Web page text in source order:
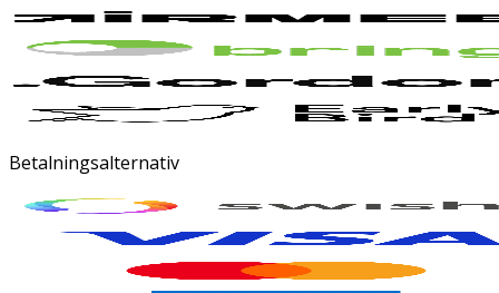
Betalningsalternativ